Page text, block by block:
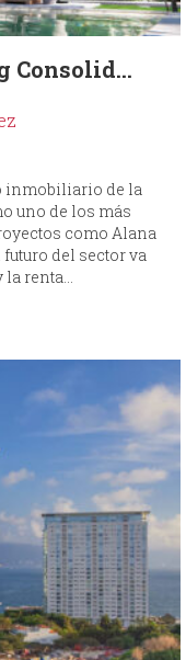
Consolid...
inmobiliario de la
uno de los más
como Alana
del sector va
renta...